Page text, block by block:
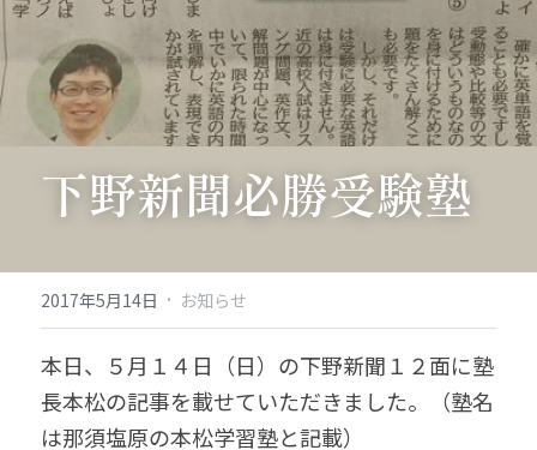
英語診断ドックを予約する
下野新聞必勝受験塾
2017年5月14日 · お知らせ
本日、５月１４日（日）の下野新聞１２面に塾
長本松の記事を載せていただきました。（塾名
は那須塩原の本松学習塾と記載）